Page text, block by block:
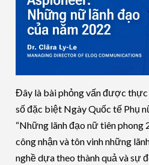
Đây là bài phỏng vấn được
số đặc biệt Ngày Quốc tế Phụ
“Những lãnh đạo nữ tiên phong
công nhận và tôn vinh những
nghề dựa theo thành quả và sự